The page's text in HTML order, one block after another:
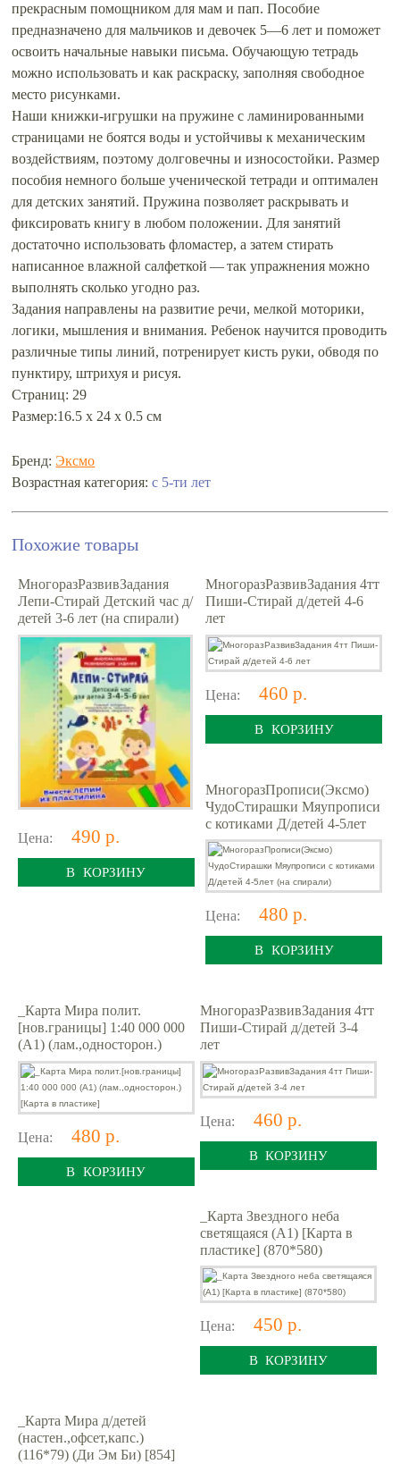
прекрасным помощником для мам и пап. Пособие
предназначено для мальчиков и девочек 5—6 лет и поможет
освоить начальные навыки письма. Обучающую тетрадь
можно использовать и как раскраску, заполняя свободное
место рисунками.
Наши книжки‑игрушки на пружине с ламинированными
страницами не боятся воды и устойчивы к механическим
воздействиям, поэтому долговечны и износостойки. Размер
пособия немного больше ученической тетради и оптимален
для детских занятий. Пружина позволяет раскрывать и
фиксировать книгу в любом положении. Для занятий
достаточно использовать фломастер, а затем стирать
написанное влажной салфеткой — так упражнения можно
выполнять сколько угодно раз.
Задания направлены на развитие речи, мелкой моторики,
логики, мышления и внимания. Ребенок научится проводить
различные типы линий, потренирует кисть руки, обводя по
пунктиру, штрихуя и рисуя.
Страниц: 29
Размер:16.5 х 24 х 0.5 см
Бренд: Эксмо
Возрастная категория:с 5-ти лет
Похожие товары
МногоразРазвивЗадания
Лепи-Стирай Детский час д/
детей 3-6 лет (на спирали)
Цена: 490 р.
В КОРЗИНУ
МногоразРазвивЗадания 4тт
Пиши-Стирай д/детей 4-6
лет
Цена: 460 р.
В КОРЗИНУ
МногоразПрописи(Эксмо)
ЧудоСтирашки Мяупрописи
с котиками Д/детей 4-5лет
(на спирали)
Цена: 480 р.
В КОРЗИНУ
_Карта Мира полит.
[нов.границы] 1:40 000 000
(A1) (лам.,односторон.)
[Карта в пластике]
Цена: 480 р.
В КОРЗИНУ
МногоразРазвивЗадания 4тт
Пиши-Стирай д/детей 3-4
лет
Цена: 460 р.
В КОРЗИНУ
_Карта Звездного неба
светящаяся (A1) [Карта в
пластике] (870*580)
Цена: 450 р.
В КОРЗИНУ
_Карта Мира д/детей
(настен.,офсет,капс.)
(116*79) (Ди Эм Би) [854]